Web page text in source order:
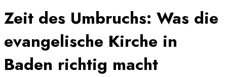
Zeit des Umbruchs: Was die
evangelische Kirche in
Baden richtig macht